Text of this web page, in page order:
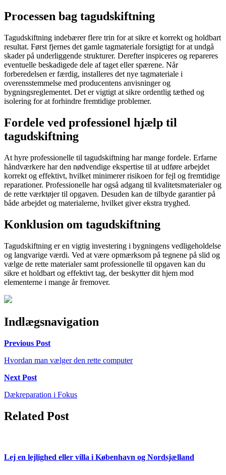
Processen bag tagudskiftning
Tagudskiftning indebærer flere trin for at sikre et korrekt og holdbart
resultat. Først fjernes det gamle tagmateriale forsigtigt for at undgå
skader på underliggende strukturer. Derefter inspiceres og repareres
eventuelle beskadigede dele af taget eller spærene. Når
forberedelsen er færdig, installeres det nye tagmateriale i
overensstemmelse med producentens anvisninger og
bygningsreglementet. Det er vigtigt at sikre ordentlig tæthed og
isolering for at forhindre fremtidige problemer.
Fordele ved professionel hjælp til
tagudskiftning
At hyre professionelle til tagudskiftning har mange fordele. Erfarne
håndværkere har den nødvendige ekspertise til at udføre arbejdet
korrekt og effektivt, hvilket minimerer risikoen for fejl og fremtidige
reparationer. Professionelle har også adgang til kvalitetsmaterialer og
de rette værktøjer til opgaven. Desuden kan de tilbyde garantier på
både arbejdet og materialerne, hvilket giver ekstra tryghed.
Konklusion om tagudskiftning
Tagudskiftning er en vigtig investering i bygningens vedligeholdelse
og langvarige værdi. Ved at være opmærksom på tegnene på slid og
vælge de rette materialer samt professionelle til opgaven kan du
sikre et holdbart og effektivt tag, der beskytter dit hjem mod
elementerne i mange år fremover.
Indlægsnavigation
Previous Post
Hvordan man vælger den rette computer
Next Post
Dækreparation i Fokus
Related Post
Lej en lejlighed eller villa i København og Nordsjælland